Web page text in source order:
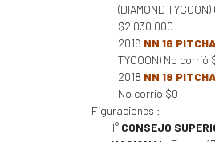
(DIAMOND
$2.030.000
2016 NN 16 PITCHA
TYCOON) No corrió
2018 NN 18 PITCHA
No corrió $0
Figuraciones :
1° CONSEJO